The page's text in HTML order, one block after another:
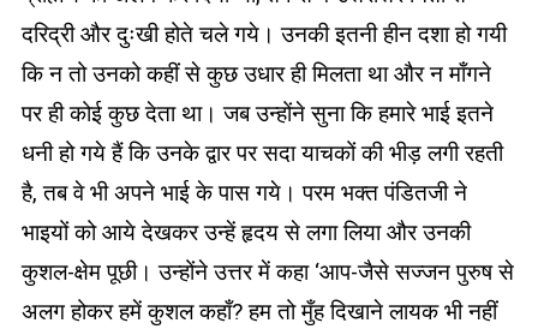
दरिद्री और दुःखी होते चले गये। उनकी इतनी हीन दशा हो गयी
कि न तो उनको कहीं से कुछ उधार ही मिलता था और न माँगने
पर ही कोई कुछ देता था। जब उन्होंने सुना कि हमारे भाई इतने
धनी हो गये हैं कि उनके द्वार पर सदा याचकों की भीड़ लगी रहती
है, तब वे भी अपने भाई के पास गये। परम भक्त पंडितजी ने
भाइयों को आये देखकर उन्हें हृदय से लगा लिया और उनकी
कुशल-क्षेम पूछी। उन्होंने उत्तर में कहा ‘आप-जैसे सज्जन पुरुष से
अलग होकर हमें कुशल कहाँ? हम तो मुँह दिखाने लायक भी नहीं